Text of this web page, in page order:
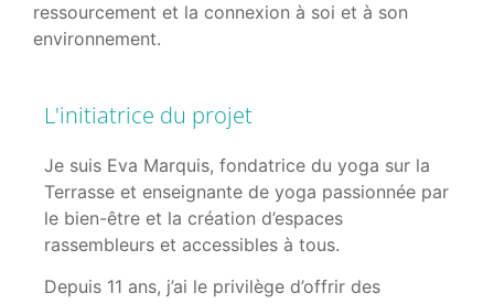
ressourcement et la connexion à soi et à son
environnement.
L'initiatrice du projet
Je suis Eva Marquis, fondatrice du yoga sur la
Terrasse et enseignante de yoga passionnée par
le bien-être et la création d’espaces
rassembleurs et accessibles à tous.
Depuis 11 ans, j’ai le privilège d’offrir des